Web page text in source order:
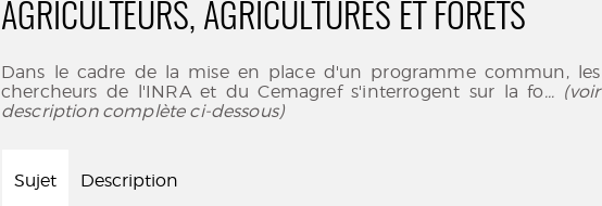
AGRICULTEURS, AGRICULTURES ET FORÊTS
Dans le cadre de la mise en place d'un programme commun, les
chercheurs de l'INRA et du Cemagref s'interrogent sur la fo... (voir
description complète ci-dessous)
Sujet Description